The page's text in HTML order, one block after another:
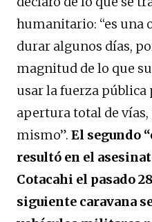
humanitario: “es una
durar algunos días,
magnitud de lo que
usar la fuerza pública
apertura total de vías,
mismo”. El segundo
resultó en el
Cotacahi el pasado
siguiente caravana